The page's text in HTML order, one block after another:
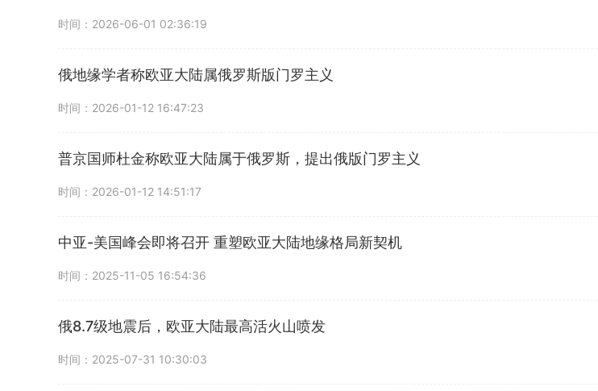
时间：2026-06-01 02:36:19
俄地缘学者称欧亚大陆属俄罗斯版门罗主义
时间：2026-01-12 16:47:23
普京国师杜金称欧亚大陆属于俄罗斯，提出俄版门罗主义
时间：2026-01-12 14:51:17
中亚-美国峰会即将召开 重塑欧亚大陆地缘格局新契机
时间：2025-11-05 16:54:36
俄8.7级地震后，欧亚大陆最高活火山喷发
时间：2025-07-31 10:30:03